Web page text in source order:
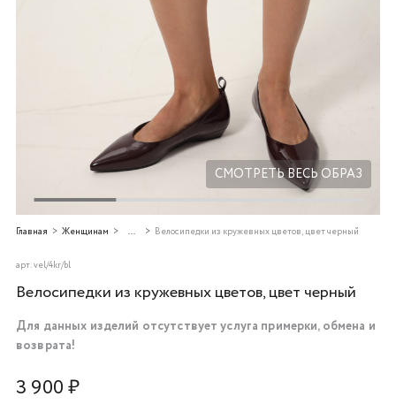
СМОТРЕТЬ ВЕСЬ ОБРАЗ
Главная Женщинам ... Велосипедки из кружевных цветов, цвет черный
арт.vel/4kr/bl
Велосипедки из кружевных цветов, цвет черный
Для данных изделий отсутствует услуга примерки, обмена и
возврата!
3 900 ₽
Оплачивайте сегодня только
% картой любого банка
Получайте товар
выбранный способом
Оставшиеся75% будут
списыватьсяс вашей карты
по
Подробнее